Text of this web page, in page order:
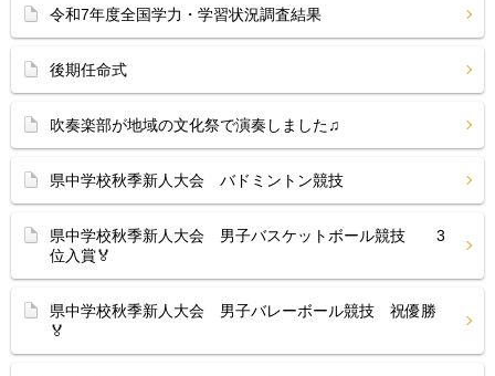
令和7年度全国学力・学習状況調査結果
後期任命式
吹奏楽部が地域の文化祭で演奏しました♫
県中学校秋季新人大会 バドミントン競技
県中学校秋季新人大会 男子バスケットボール競技 3
位入賞🏅
県中学校秋季新人大会 男子バレーボール競技 祝優勝
🏅